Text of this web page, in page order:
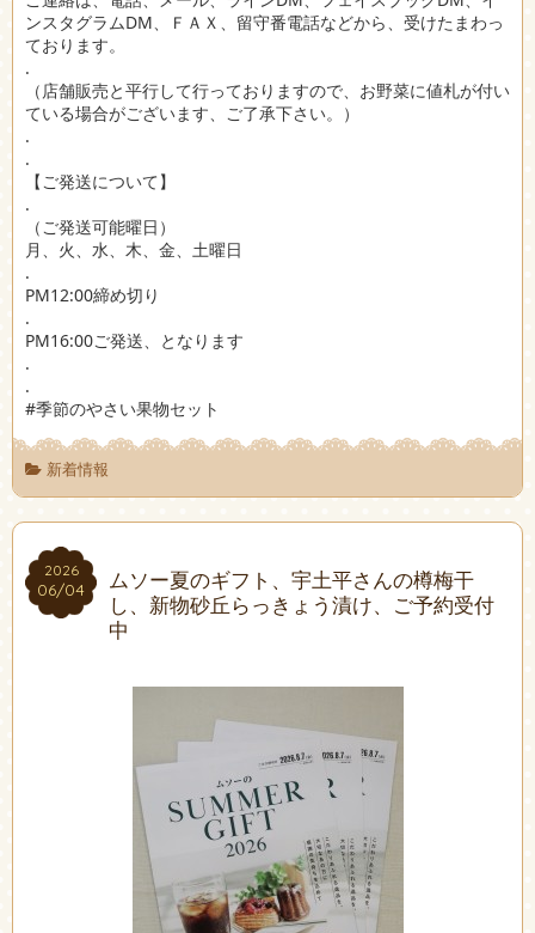
ンスタグラムDM、ＦＡＸ、留守番電話などから、受けたまわっ
ております。
.
（店舗販売と平行して行っておりますので、お野菜に値札が付い
ている場合がございます、ご了承下さい。）
.
.
【ご発送について】
.
（ご発送可能曜日）
月、火、水、木、金、土曜日
.
PM12:00締め切り
.
PM16:00ご発送、となります
.
.
#季節のやさい果物セット
新着情報
2026
06/04
2026
06/04
ムソー夏のギフト、宇土平さんの樽梅干
し、新物砂丘らっきょう漬け、ご予約受付
中